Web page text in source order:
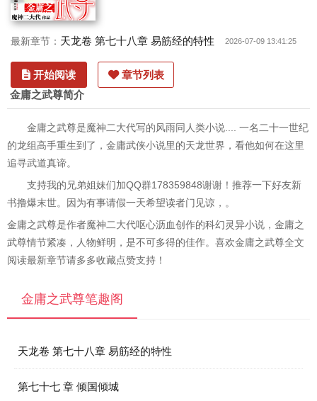
最新章节： 天龙卷 第七十八章 易筋经的特性 2026-07-09 13:41:25
开始阅读 章节列表
金庸之武尊简介
金庸之武尊是魔神二大代写的风雨同人类小说.... 一名二十一世纪
的龙组高手重生到了，金庸武侠小说里的天龙世界，看他如何在这里
追寻武道真谛。
支持我的兄弟姐妹们加QQ群178359848谢谢！推荐一下好友新
书撸爆末世。因为有事请假一天希望读者门见谅，。
金庸之武尊是作者魔神二大代呕心沥血创作的科幻灵异小说，金庸之
武尊情节紧凑，人物鲜明，是不可多得的佳作。喜欢金庸之武尊全文
阅读最新章节请多多收藏点赞支持！
金庸之武尊笔趣阁
天龙卷 第七十八章 易筋经的特性
第七十七 章 倾国倾城